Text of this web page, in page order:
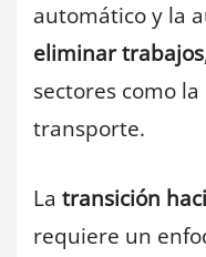
automático y la
eliminar trabajos
sectores como
transporte.
La transición
requiere un